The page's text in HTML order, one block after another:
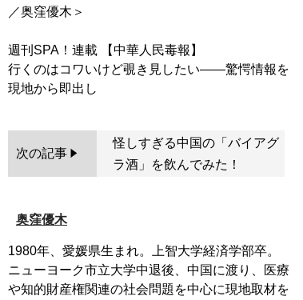
／奥窪優木＞
週刊SPA！連載 【中華人民毒報】
行くのはコワいけど覗き見したい――驚愕情報を
次の記事
怪しすぎる中国の「バイアグ
ラ酒」を飲んでみた！
奥窪優木
1980年、愛媛県生まれ。上智大学経済学部卒。
ニューヨーク市立大学中退後、中国に渡り、医療
や知的財産権関連の社会問題を中心に現地取材を